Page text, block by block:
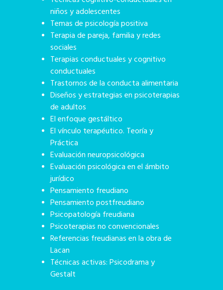
niños y adolescentes
Temas de psicología positiva
Terapia de pareja, familia y redes
sociales
Terapias conductuales y cognitivo
conductuales
Trastornos de la conducta alimentaria
Diseños y estrategias en psicoterapias
de adultos
El enfoque gestáltico
El vínculo terapéutico. Teoría y
Práctica
Evaluación neuropsicológica
Evaluación psicológica en el ámbito
jurídico
Pensamiento freudiano
Pensamiento postfreudiano
Psicopatología freudiana
Psicoterapias no convencionales
Referencias freudianas en la obra de
Lacan
Técnicas activas: Psicodrama y
Gestalt